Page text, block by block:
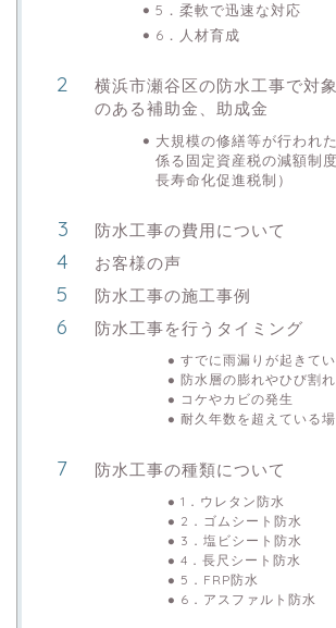
5．柔軟で迅速な対応
6．人材育成
横浜市瀬谷区の防水工事で対
のある補助金、助成金
大規模の修繕等が行われ
係る固定資産税の減額制
長寿命化促進税制）
防水工事の費用について
お客様の声
防水工事の施工事例
防水工事を行うタイミング
すでに雨漏りが起きて
防水層の膨れやひび割れ
コケやカビの発生
耐久年数を超えている
防水工事の種類について
1．ウレタン防水
2．ゴムシート防水
3．塩ビシート防水
4．長尺シート防水
5．FRP防水
6．アスファルト防水